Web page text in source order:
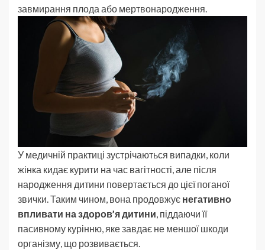
завмирання плода або мертвонародження.
У медичній практиці зустрічаються випадки, коли
жінка кидає курити на час вагітності, але після
народження дитини повертається до цієї поганої
звички. Таким чином, вона продовжує негативно
впливати на здоров’я дитини, піддаючи її
пасивному курінню, яке завдає не меншої шкоди
організму, що розвивається.